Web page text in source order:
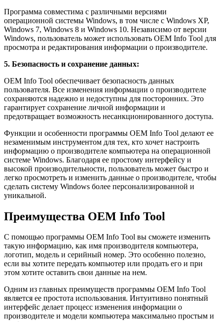
Программа совместима с различными версиями
операционной системы Windows, в том числе с Windows XP,
Windows 7, Windows 8 и Windows 10. Независимо от версии
Windows, пользователь может использовать OEM Info Tool для
просмотра и редактирования информации о производителе.
5. Безопасность и сохранение данных:
OEM Info Tool обеспечивает безопасность данных
пользователя. Все изменения информации о производителе
сохраняются надежно и недоступны для посторонних. Это
гарантирует сохранение личной информации и
предотвращает возможность несанкционированного доступа.
Функции и особенности программы OEM Info Tool делают ее
незаменимым инструментом для тех, кто хочет настроить
информацию о производителе компьютера на операционной
системе Windows. Благодаря ее простому интерфейсу и
высокой производительности, пользователь может быстро и
легко просмотреть и изменить данные о производителе, чтобы
сделать систему Windows более персонализированной и
уникальной.
Преимущества OEM Info Tool
С помощью программы OEM Info Tool вы сможете изменить
такую информацию, как имя производителя компьютера,
логотип, модель и серийный номер. Это особенно полезно,
если вы хотите передать компьютер или продать его и при
этом хотите оставить свои данные на нем.
Одним из главных преимуществ программы OEM Info Tool
является ее простота использования. Интуитивно понятный
интерфейс делает процесс изменения информации о
производителе и модели компьютера максимально простым и